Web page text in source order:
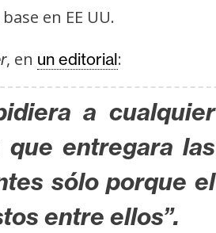
en EE UU.
, en un editorial:
a cualquier
entregara las
sólo porque el
entre ellos”.